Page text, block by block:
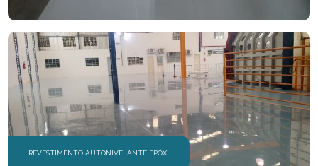
REVESTIMENTO AUTONIVELANTE EPÓXI